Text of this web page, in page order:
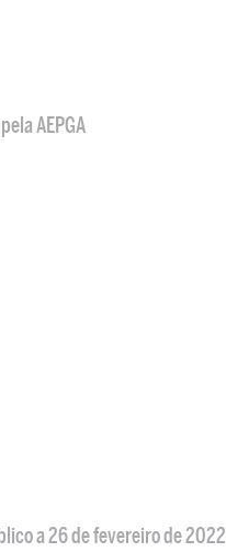
AEPGA
a 26 de fevereiro de 2022